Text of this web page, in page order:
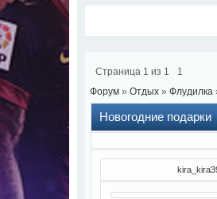
Страница 1 из 1
1
Форум » Отдых » Флудилка
Новогодние подарки